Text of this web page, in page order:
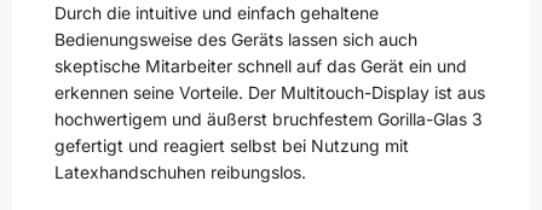
Durch die intuitive und einfach gehaltene
Bedienungsweise des Geräts lassen sich auch
skeptische Mitarbeiter schnell auf das Gerät ein und
erkennen seine Vorteile. Der Multitouch-Display ist aus
hochwertigem und äußerst bruchfestem Gorilla-Glas 3
gefertigt und reagiert selbst bei Nutzung mit
Latexhandschuhen reibungslos.